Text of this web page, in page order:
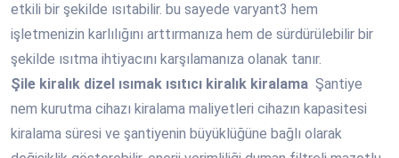
etkili bir şekilde ısıtabilir. bu sayede varyant3 hem
işletmenizin karlılığını arttırmanıza hem de sürdürülebilir bir
şekilde ısıtma ihtiyacını karşılamanıza olanak tanır.
Şile kiralık dizel ısımak ısıtıcı kiralık kiralama Şantiye
nem kurutma cihazı kiralama maliyetleri cihazın kapasitesi
kiralama süresi ve şantiyenin büyüklüğüne bağlı olarak